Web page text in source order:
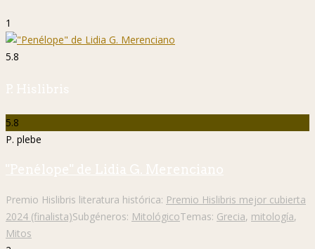
1
5.8
P. Hislibris
5.8
P. plebe
"Penélope" de Lidia G. Merenciano
Premio Hislibris literatura histórica: Premio Hislibris mejor cubierta
2024 (finalista)Subgéneros: MitológicoTemas: Grecia, mitología,
Mitos